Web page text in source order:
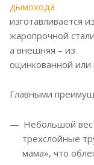
дымохода
изготавливается из
жаропрочной
а внешняя – из
оцинкованной
Главными
Небольшой вес
трехслойные
мама», что